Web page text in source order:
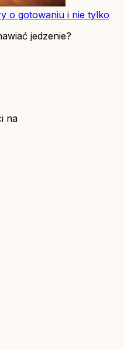
o gotowaniu i nie tylko
jedzenie?
na